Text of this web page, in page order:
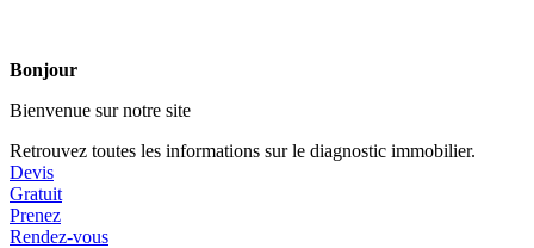
Bonjour
Bienvenue sur notre site
Retrouvez toutes les informations sur le diagnostic immobilier.
Devis
Gratuit
Prenez
Rendez-vous